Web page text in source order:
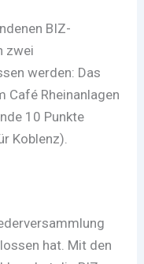
BIZ-
zwei
werden: Das
Café Rheinanlagen
10 Punkte
Koblenz).
hat. Mit den